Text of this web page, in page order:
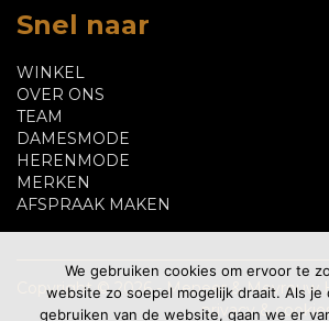
Snel naar
WINKEL
OVER ONS
TEAM
DAMESMODE
HERENMODE
MERKEN
AFSPRAAK MAKEN
Copyright © 2026 - Meneer & Mevrouw
privacy &
We gebruiken cookies om ervoor te
website zo soepel mogelijk draait. Als je
gebruiken van de website, gaan we er